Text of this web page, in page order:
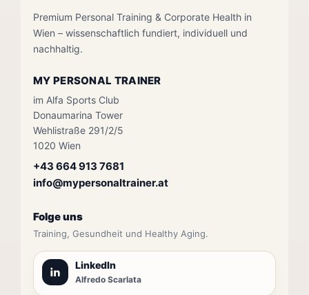
Premium Personal Training & Corporate Health in
Wien – wissenschaftlich fundiert, individuell und
nachhaltig.
MY PERSONAL TRAINER
im Alfa Sports Club
Donaumarina Tower
Wehlistraße 291/2/5
1020 Wien
+43 664 913 7681
info@mypersonaltrainer.at
Folge uns
Training, Gesundheit und Healthy Aging.
LinkedIn
Alfredo Scarlata